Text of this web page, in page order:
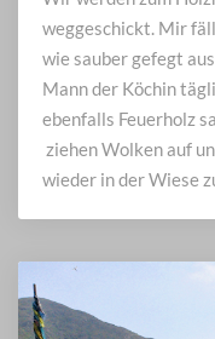
Schamanenlied
weggeschickt. Mir
wie sauber gefegt
Mann der Köchin
ebenfalls Feuerholz
ziehen Wolken auf
wieder in der Wiese